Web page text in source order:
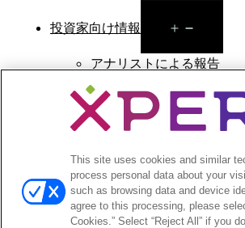
投資家向け情報
menu
アナリストによる報告
投資家向けのイベントと
企業ガバナンス
財務報告
投資家向けのFAQ
This site uses cookies and similar
process personal data about your
such as browsing data and device
agree to this processing, please
Cookies.” Select “Reject All” if you